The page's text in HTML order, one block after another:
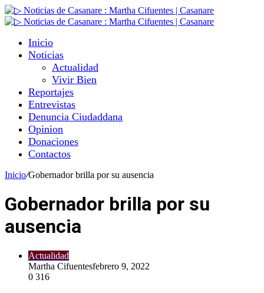
Inicio
Noticias
Actualidad
Vivir Bien
Reportajes
Entrevistas
Denuncia Ciudaddana
Opinion
Donaciones
Contactos
Inicio/Gobernador brilla por su ausencia
Gobernador brilla por su
ausencia
Actualidad
Martha Cifuentesfebrero 9, 2022
0 316